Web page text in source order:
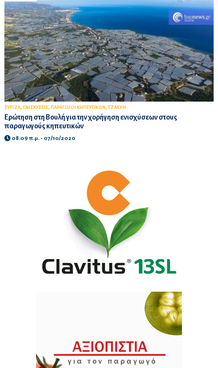
ΣΥΡΙΖΑ, ΕΝΙΣΧΥΣΕΙΣ, ΠΑΡΑΓΩΓΟΙ ΚΗΠΕΥΤΙΚΩΝ , ΤΖΑΚΡΗ
Ερώτηση στη Βουλή για την χορήγηση ενισχύσεων στους
παραγωγούς κηπευτικών
08:09 π.μ. - 07/10/2020